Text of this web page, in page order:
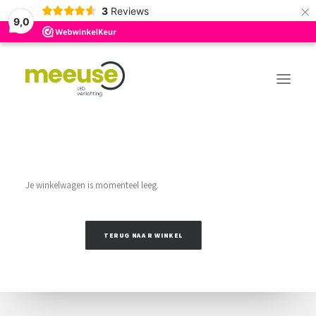
9,0
3 Reviews ×
Je winkelwagen is momenteel leeg.
TERUG NAAR WINKEL